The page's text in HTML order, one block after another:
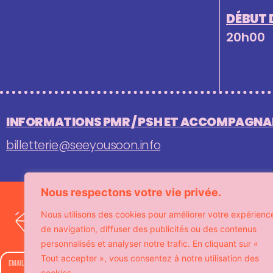
Nous respectons votre vie privée.
Nous utilisons des cookies pour améliorer votre
de navigation, diffuser des publicités ou des contenus
personnalisés et analyser notre trafic. En cliquant sur «
Tout accepter », vous consentez à notre utilisation des
DÉBUT
20h00
INFORMATIONS PMR / PSH ET
billetterie@seeyousoon.info
Recevez notre
offres exclusives